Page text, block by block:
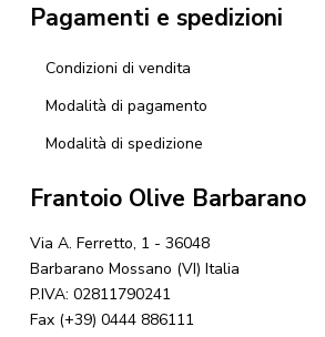
Pagamenti e spedizioni
Condizioni di vendita
Modalità di pagamento
Modalità di spedizione
Frantoio Olive Barbarano
Via A. Ferretto, 1 - 36048
Barbarano Mossano (VI) Italia
P.IVA: 02811790241
Fax (+39) 0444 886111